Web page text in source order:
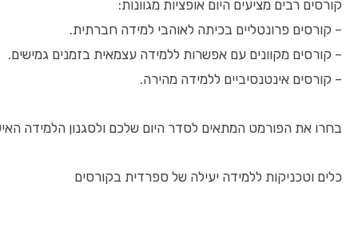
קורסים רבים מציעים היום אופציות מגוונות:
– קורסים פרונטליים בכיתה לאוהבי למידה חברתית.
– קורסים מקוונים עם אפשרות ללמידה עצמאית בזמנים גמישים.
– קורסים אינטנסיביים ללמידה מהירה.
בחרו את הפורמט המתאים לסדר היום שלכם ולסגנון הלמידה
כלים וטכניקות ללמידה יעילה של ספרדית בקורסים